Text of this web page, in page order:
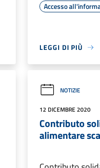
Accesso
LEGGI DI PIÙ
NOTIZIE
12 DICEMBRE 2020
Contributo
alimentare